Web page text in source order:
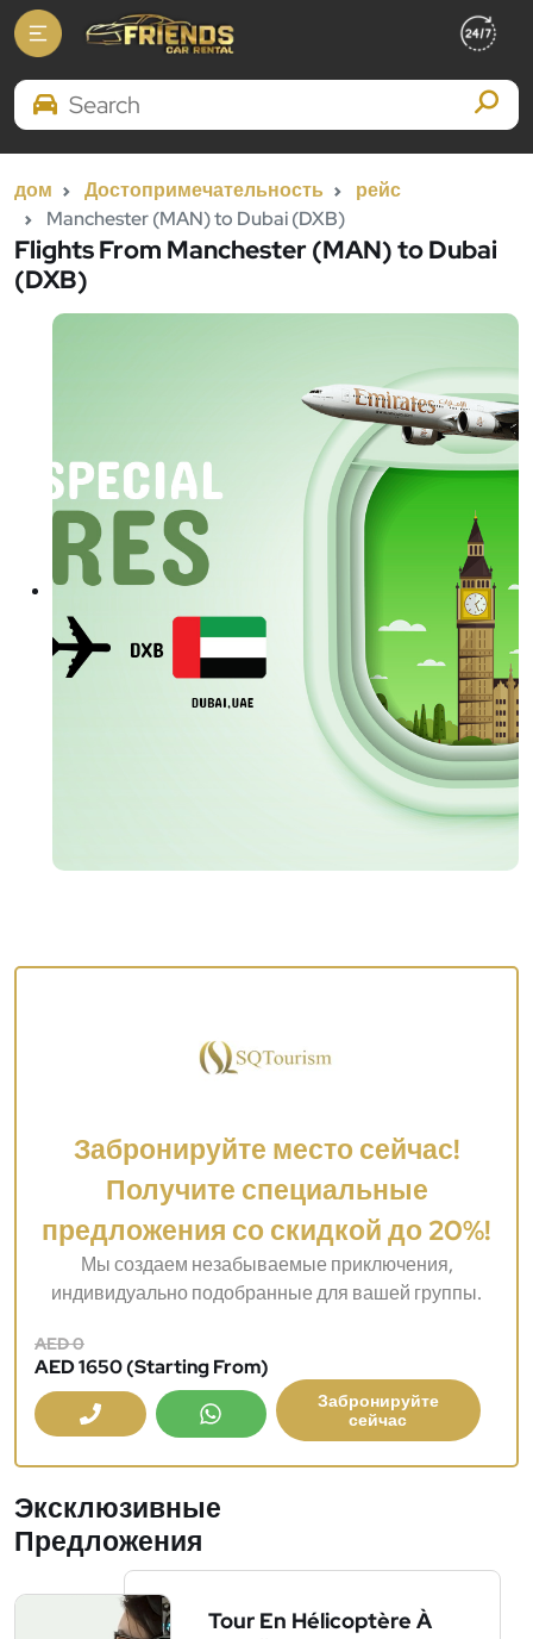
Search Brands
дом Достопримечательность
рейс
Manchester (MAN) to Dubai (DXB)
Flights From Manchester (MAN) to Dubai
(DXB)
Забронируйте место сейчас!
Получите специальные
предложения со скидкой до 20%!
Мы создаем незабываемые приключения,
индивидуально подобранные для вашей группы.
AED 0
AED 1650 (Starting From)
Забронируйте
сейчас
Эксклюзивные
Предложения
Tour En Hélicoptère À